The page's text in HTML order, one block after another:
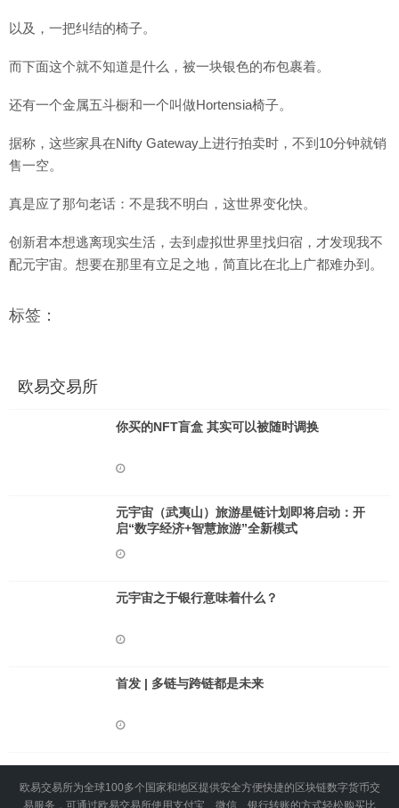
以及，一把纠结的椅子。
而下面这个就不知道是什么，被一块银色的布包裹着。
还有一个金属五斗橱和一个叫做Hortensia椅子。
据称，这些家具在Nifty Gateway上进行拍卖时，不到10分钟就销
售一空。
真是应了那句老话：不是我不明白，这世界变化快。
创新君本想逃离现实生活，去到虚拟世界里找归宿，才发现我不
配元宇宙。想要在那里有立足之地，简直比在北上广都难办到。
标签：
欧易交易所
你买的NFT盲盒 其实可以被随时调换
元宇宙（武夷山）旅游星链计划即将启动：开
启“数字经济+智慧旅游”全新模式
元宇宙之于银行意味着什么？
首发 | 多链与跨链都是未来
欧易交易所为全球100多个国家和地区提供安全方便快捷的区块链数字货币交
易服务，可通过欧易交易所使用支付宝、微信、银行转账的方式轻松购买比